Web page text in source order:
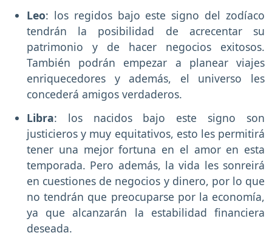
Leo: los regidos bajo este signo del zodíaco
tendrán la posibilidad de acrecentar su
patrimonio y de hacer negocios exitosos.
También podrán empezar a planear viajes
enriquecedores y además, el universo les
concederá amigos verdaderos.
Libra: los nacidos bajo este signo son
justicieros y muy equitativos, esto les permitirá
tener una mejor fortuna en el amor en esta
temporada. Pero además, la vida les sonreirá
en cuestiones de negocios y dinero, por lo que
no tendrán que preocuparse por la economía,
ya que alcanzarán la estabilidad financiera
deseada.